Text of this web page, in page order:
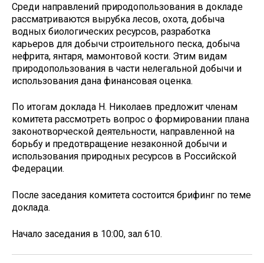
Среди направлений природопользования в докладе
рассматриваются вырубка лесов, охота, добыча
водных биологических ресурсов, разработка
карьеров для добычи строительного песка, добыча
нефрита, янтаря, мамонтовой кости. Этим видам
природопользования в части нелегальной добычи и
использования дана финансовая оценка.
По итогам доклада Н. Николаев предложит членам
комитета рассмотреть вопрос о формировании плана
законотворческой деятельности, направленной на
борьбу и предотвращение незаконной добычи и
использования природных ресурсов в Российской
Федерации.
После заседания комитета состоится брифинг по теме
доклада.
Начало заседания в 10:00, зал 610.